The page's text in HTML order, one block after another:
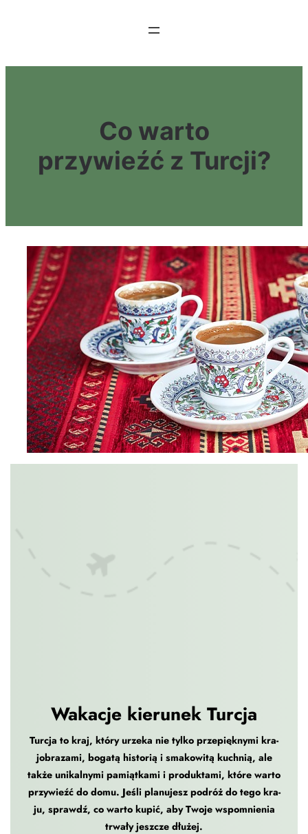
Co warto
przywieźć z Turcji?
Wakacje kierunek Turcja
Tur­c­ja to kraj, który urze­ka nie tylko przepiękny­mi kra­
jo­braza­mi, bogatą his­torią i smakow­itą kuch­nią, ale
także unikalny­mi pamiątka­mi i pro­duk­ta­mi, które warto
przy­wieźć do domu. Jeśli planu­jesz podróż do tego kra­
ju, sprawdź, co warto kupić, aby Two­je wspom­nienia
trwały jeszcze dłużej.